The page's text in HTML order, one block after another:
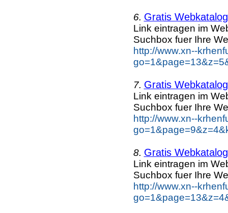
6. Gratis
Link eintragen im
Suchbox fuer Ihre
http://www.xn--
7. Gratis
Link eintragen im
Suchbox fuer Ihre
http://www.xn--
8. Gratis
Link eintragen im
Suchbox fuer Ihre
http://www.xn--